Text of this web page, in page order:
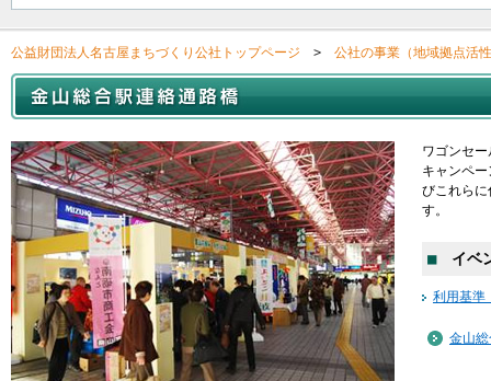
公益財団法人名古屋まちづくり公社トップページ > 公社の事業（地域拠点活
ワゴンセ
キャンペ
びこれら
す。
■イベン
利用基準
金山